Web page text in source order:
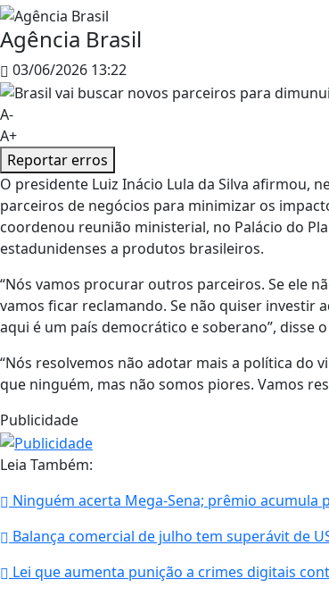
Agência Brasil
03/06/2026 13:22
A-
A+
Reportar erros
O presidente Luiz Inácio Lula da Silva afirmou,
parceiros de negócios para minimizar os
coordenou reunião ministerial, no Palácio do
estadunidenses a produtos brasileiros.
“Nós vamos procurar outros parceiros. Se ele
vamos ficar reclamando. Se não quiser investir
aqui é um país democrático e soberano”, disse
“Nós resolvemos não adotar mais a política do
que ninguém, mas não somos piores. Vamos
Publicidade
Leia Também:
Ninguém acerta Mega-Sena; prêmio acumula
Balança comercial de julho tem superávit de
Lei que aumenta punição a crimes digitais